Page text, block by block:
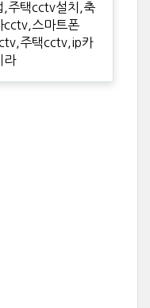
,주택cctv설치,축
cctv,스마트폰
주택cctv,ip카
라